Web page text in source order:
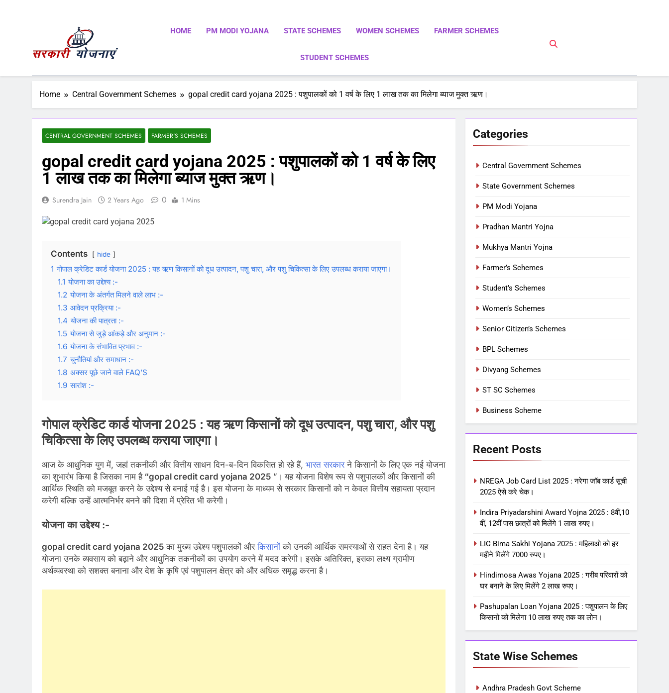
Sarkari Yojnaye
Sarkari Yojnaye | Government Schemes | सरकारी योजनाएं | Central Government Schemes | State Government Schemes | PM Modi Yojna | Pradhanmantri Yojna | PM Modi
HOME PM MODI YOJANA STATE SCHEMES WOMEN SCHEMES FARMER SCHEMES
STUDENT SCHEMES
Home Central Government Schemes gopal credit card yojana 2025 : पशुपालकों को 1 वर्ष के लिए 1 लाख तक का मिलेगा ब्याज मुक्त ऋण।
CENTRAL GOVERNMENT SCHEMES FARMER'S SCHEMES
gopal credit card yojana 2025 : पशुपालकों को 1 वर्ष के लिए
1 लाख तक का मिलेगा ब्याज मुक्त ऋण।
Surendra Jain 2 Years Ago 0 1 Mins
Contents hide
1 गोपाल क्रेडिट कार्ड योजना 2025 : यह ऋण किसानों को दूध उत्पादन, पशु चारा, और पशु चिकित्सा के लिए उपलब्ध कराया जाएगा।
1.1 योजना का उद्देश्य :-
1.2 योजना के अंतर्गत मिलने वाले लाभ :-
1.3 आवेदन प्रक्रिया :-
1.4 योजना की पात्रता :-
1.5 योजना से जुड़े आंकड़े और अनुमान :-
1.6 योजना के संभावित प्रभाव :-
1.7 चुनौतियां और समाधान :-
1.8 अक्सर पूछे जाने वाले FAQ’S
1.9 सारांश :-
गोपाल क्रेडिट कार्ड योजना2025 : यह ऋण किसानों को दूध उत्पादन, पशु चारा, और पशु
चिकित्सा के लिए उपलब्ध कराया जाएगा।
आज के आधुनिक युग में, जहां तकनीकी और वित्तीय साधन दिन-ब-दिन विकसित हो रहे हैं, भारत सरकारने किसानों के लिए एक नई योजना
का शुभारंभ किया है जिसका नाम है“gopal credit card yojana 2025 ”। यह योजना विशेष रूप से पशुपालकों और किसानों की
आर्थिक स्थिति को मजबूत करने के उद्देश्य से बनाई गई है। इस योजना के माध्यम से सरकार किसानों को न केवल वित्तीय सहायता प्रदान
करेगी बल्कि उन्हें आत्मनिर्भर बनने की दिशा में प्रेरित भी करेगी।
योजना का उद्देश्य :-
gopal credit card yojana 2025 का मुख्य उद्देश्य पशुपालकों औरकिसानों को उनकी आर्थिक समस्याओं से राहत देना है। यह
योजना उनके व्यवसाय को बढ़ाने और आधुनिक तकनीकों का उपयोग करने में मदद करेगी। इसके अतिरिक्त, इसका लक्ष्य ग्रामीण
अर्थव्यवस्था को सशक्त बनाना और देश के कृषि एवं पशुपालन क्षेत्र को और अधिक समृद्ध करना है।
Categories
Central Government Schemes
State Government Schemes
PM Modi Yojana
Pradhan Mantri Yojna
Mukhya Mantri Yojna
Farmer’s Schemes
Student’s Schemes
Women’s Schemes
Senior Citizen’s Schemes
BPL Schemes
Divyang Schemes
ST SC Schemes
Business Scheme
Recent Posts
NREGA Job Card List 2025 : नरेगा जॉब कार्ड सूची
2025 ऐसे करे चेक।
Indira Priyadarshini Award Yojna 2025 : 8वीं,10
वीं, 12वीं पास छात्रों को मिलेंगे 1 लाख रुपए।
LIC Bima Sakhi Yojana 2025 : महिलाओ को हर
महीने मिलेंगे 7000 रुपए।
Hindimosa Awas Yojana 2025 : गरीब परिवारों को
घर बनाने के लिए मिलेंगे 2 लाख रुपए।
Pashupalan Loan Yojana 2025 : पशुपालन के लिए
किसानो को मिलेगा 10 लाख रुपए तक का लोन।
State Wise Schemes
Andhra Pradesh Govt Scheme